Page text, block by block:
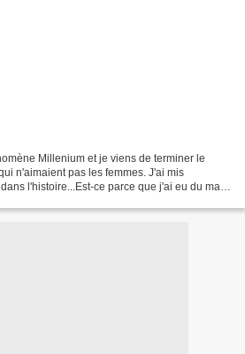
Millenium et je viens de terminer le
n'aimaient pas les femmes. J'ai mis
l'histoire...Est-ce parce que j'ai eu du mal